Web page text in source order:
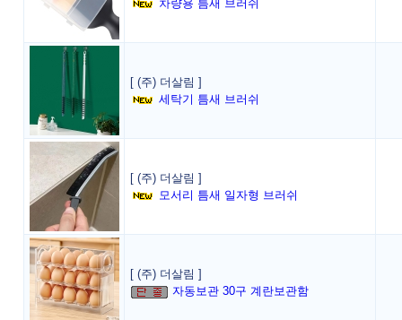
차량용 틈새 브러쉬
[ (주) 더살림 ]
세탁기 틈새 브러쉬
[ (주) 더살림 ]
모서리 틈새 일자형 브러쉬
[ (주) 더살림 ]
자동보관 30구 계란보관함